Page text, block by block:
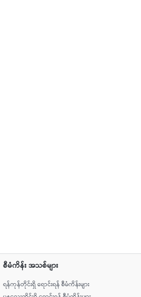
စီမံကိန်း အသစ်များ
ရန်ကုန်တိုင်းရှိ ရောင်းရန် စီမံကိန်းများ